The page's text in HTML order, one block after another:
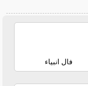
فال انبیاء